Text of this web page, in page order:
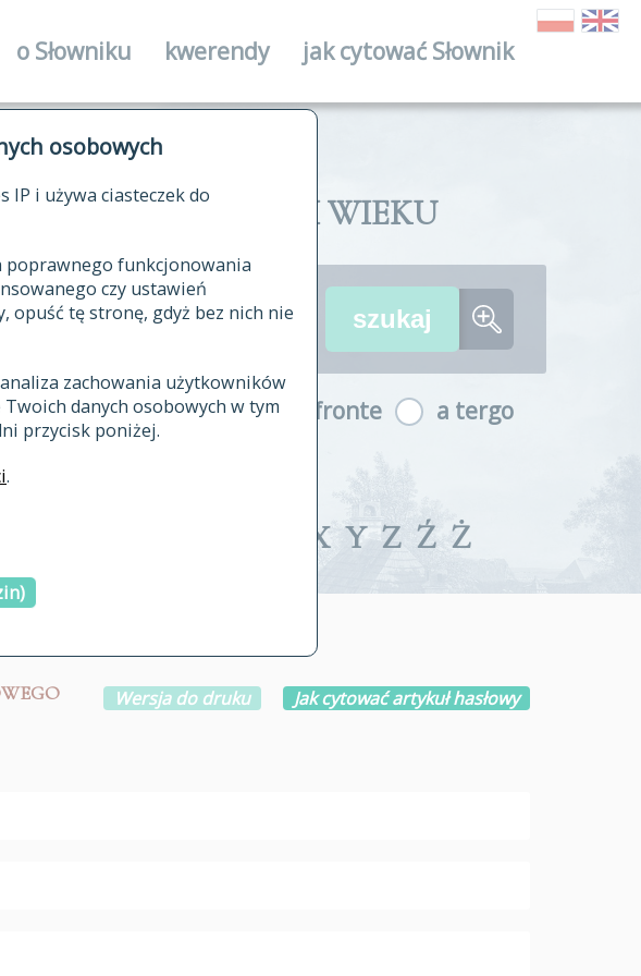
osobowych
i używa ciasteczek do
poprawnego funkcjonowania
czy ustawień
opuść tę stronę, gdyż bez nich nie
zachowania użytkowników
danych osobowych w tym
przycisk poniżej.
.
o Słowniku
historia
publikacje
autorzy tekstów źródłowych
zasady opracowania
najnowsze hasła
ostatnio zmodyfikowane
kwerendy jak cytować Słownik
XVII I XVIII WIEKU
a fronte a tergo
X Y Z Ź Ż
Wersja do druku Jak cytować artykuł hasłowy